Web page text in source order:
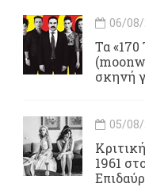
06/
Τα
σκηνή
05/
1961